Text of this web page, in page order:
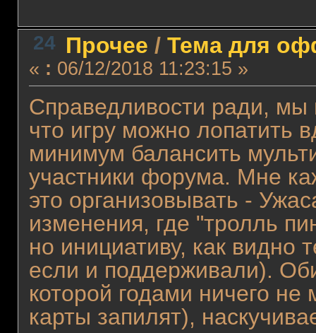
24 Прочее / Тема для
« : 06/12/2018 11:23:15 »
Справедливости ради, мы
что игру можно лопатить
минимум балансить
участники форума. Мне
это организовывать -
изменения, где "тролль
но инициативу, как видно
если и поддерживали).
которой годами ничего
карты запилят),